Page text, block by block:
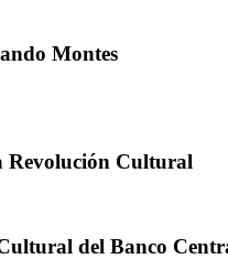
Montes
Revolución Cultural
del Banco